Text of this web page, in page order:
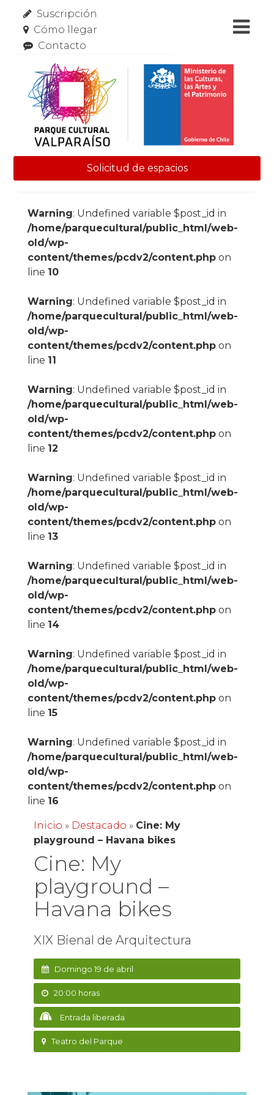
Suscripción
Cómo llegar
Contacto
Solicitud de espacios
Warning: Undefined variable $post_id in
/home/parquecultural/public_html/web-
old/wp-
content/themes/pcdv2/content.phpon
line 10
Warning: Undefined variable $post_id in
/home/parquecultural/public_html/web-
old/wp-
content/themes/pcdv2/content.phpon
line 11
Warning: Undefined variable $post_id in
/home/parquecultural/public_html/web-
old/wp-
content/themes/pcdv2/content.phpon
line 12
Warning: Undefined variable $post_id in
/home/parquecultural/public_html/web-
old/wp-
content/themes/pcdv2/content.phpon
line 13
Warning: Undefined variable $post_id in
/home/parquecultural/public_html/web-
old/wp-
content/themes/pcdv2/content.phpon
line 14
Warning: Undefined variable $post_id in
/home/parquecultural/public_html/web-
old/wp-
content/themes/pcdv2/content.phpon
line 15
Warning: Undefined variable $post_id in
/home/parquecultural/public_html/web-
old/wp-
content/themes/pcdv2/content.phpon
line 16
Inicio » Destacado » Cine: My
playground – Havana bikes
Cine: My
playground –
Havana bikes
XIX Bienal de Arquitectura
Domingo 19 de abril
20:00 horas
Entrada liberada
Teatro del Parque